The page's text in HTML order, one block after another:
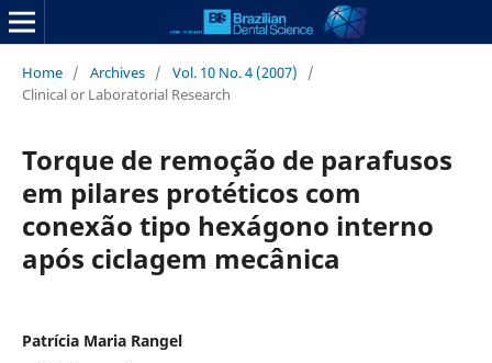
Home / Archives / Vol. 10 No. 4 (2007)
/
Clinical or Laboratorial Research
Torque de remoção de parafusos
em pilares protéticos com
conexão tipo hexágono interno
após ciclagem mecânica
Patrícia Maria Rangel